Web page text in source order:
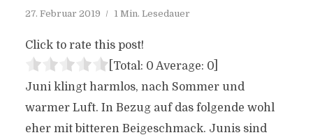
27. Februar 2019 1 Min. Lesedauer
Click to rate this post!
[Total: 0 Average: 0]
Juni klingt harmlos, nach Sommer und
warmer Luft. In Bezug auf das folgende wohl
eher mit bitteren Beigeschmack. Junis sind